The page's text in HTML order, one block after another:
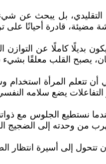
بل يبحث عن شيء
مضيئة، قادرة أحيانًا
بديلًا كاملًا عن
يصبح القلب معلقًا
تتعلم المرأة استخدام
التفاعلات يضع سلامه
عندما نستطيع الجلوس مع
يهرب من وحدته إلى
إلى أسيرة انتظار